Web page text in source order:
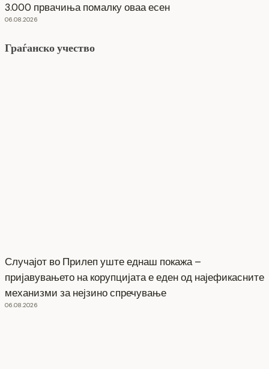
3.000 првачиња помалку оваа есен
06.08.2026
Граѓанско учество
Случајот во Прилеп уште еднаш покажа –
пријавувањето на корупцијата е еден од најефикасните
механизми за нејзино спречување
06.08.2026